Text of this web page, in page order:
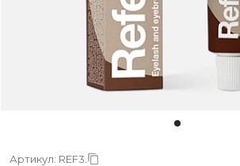
Артикул: REF3.